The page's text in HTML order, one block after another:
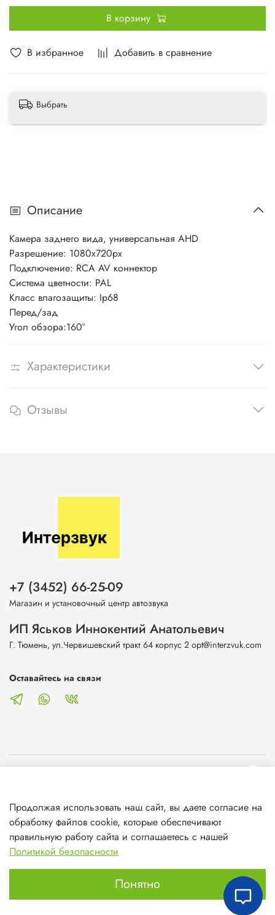
В избранное Добавить в сравнение
В корзину
Выбрать
Описание
Камера заднего вида, универсальная AHD
Разрешение: 1080x720px
Подключение: RCA AV коннектор
Система цветности: PAL
Класс влагозащиты: Ip68
Перед/зад
Угол обзора:160°
Характеристики
Отзывы
Клиентам
Информация
+7 (3452) 66-25-09
Магазин и установочный центр автозвука
ИП Яськов Иннокентий Анатольевич
Г. Тюмень, ул.Червишевский тракт 64 корпус 2 opt@interzvuk.com
Оставайтесь на связи
Профиль
Продолжая использовать наш сайт, вы даете согласие на
обработку файлов cookie, которые обеспечивают
правильную работу сайта и соглашаетесь с нашей
Политикой безопасности
Понятно